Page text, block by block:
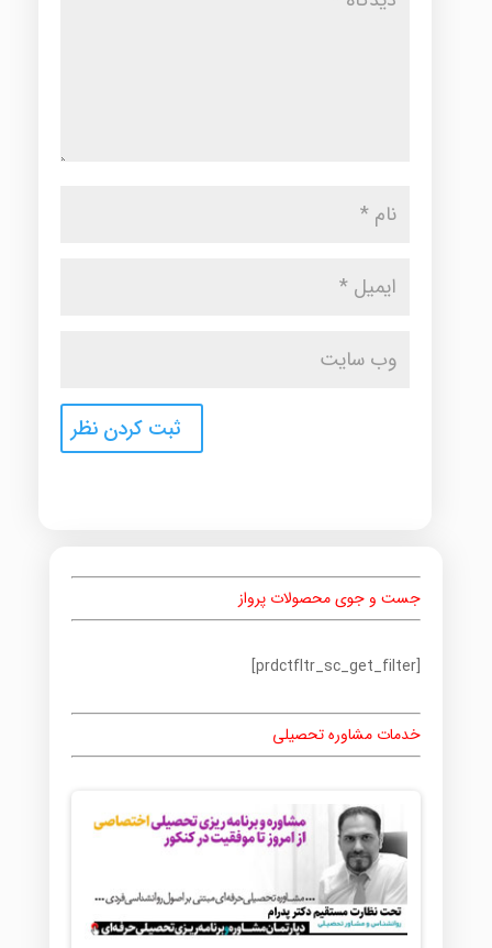
جست و جوی محصولات پرواز
[prdctfltr_sc_get_filter]
خدمات مشاوره تحصیلی